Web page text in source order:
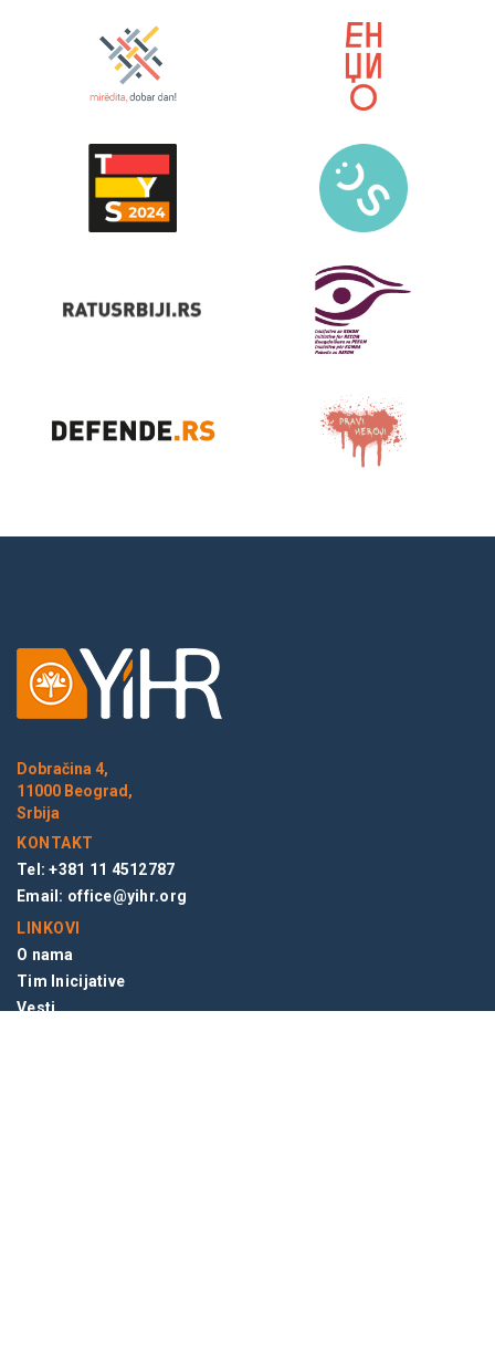
Dobračina 4,
11000 Beograd,
Srbija
KONTAKT
Tel: +381 11 4512787
Email: office@yihr.org
LINKOVI
O nama
Tim Inicijative
Vesti